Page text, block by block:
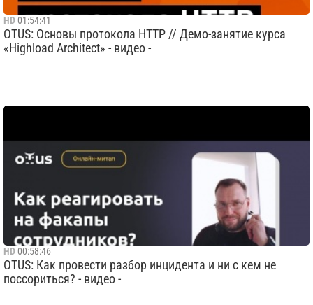
HD 01:54:41
OTUS: Основы протокола HTTP // Демо-занятие курса
«Highload Architect» - видео -
HD 00:58:46
OTUS: Как провести разбор инцидента и ни с кем не
поссориться? - видео -